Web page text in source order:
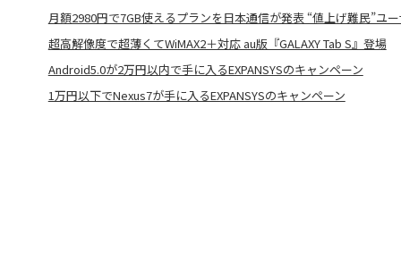
月額2980円で7GB使えるプランを日本通信が発表 “値上げ難民”ユ
超高解像度で超薄くてWiMAX2＋対応 au版『GALAXY Tab S』登場
Android5.0が2万円以内で手に入るEXPANSYSのキャンペーン
1万円以下でNexus7が手に入るEXPANSYSのキャンペーン